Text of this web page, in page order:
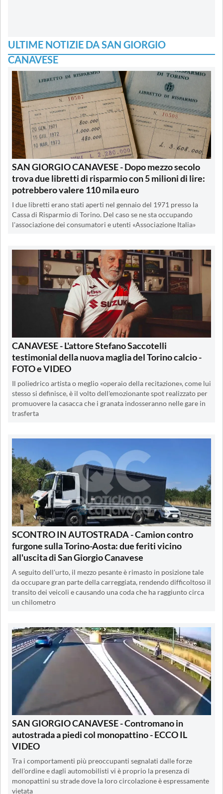
ULTIME NOTIZIE DA SAN GIORGIO
CANAVESE
SAN GIORGIO CANAVESE - Dopo mezzo secolo
trova due libretti di risparmio con 5 milioni di lire:
potrebbero valere 110 mila euro
I due libretti erano stati aperti nel gennaio del 1971 presso la
Cassa di Risparmio di Torino. Del caso se ne sta occupando
l'associazione dei consumatori e utenti «Associazione Italia»
CANAVESE - L'attore Stefano Saccotelli
testimonial della nuova maglia del Torino calcio -
FOTO e VIDEO
Il poliedrico artista o meglio «operaio della recitazione», come lui
stesso si definisce, è il volto dell'emozionante spot realizzato per
promuovere la casacca che i granata indosseranno nelle gare in
trasferta
SCONTRO IN AUTOSTRADA - Camion contro
furgone sulla Torino-Aosta: due feriti vicino
all'uscita di San Giorgio Canavese
A seguito dell'urto, il mezzo pesante è rimasto in posizione tale
da occupare gran parte della carreggiata, rendendo difficoltoso il
transito dei veicoli e causando una coda che ha raggiunto circa
un chilometro
SAN GIORGIO CANAVESE - Contromano in
autostrada a piedi col monopattino - ECCO IL
VIDEO
Tra i comportamenti più preoccupanti segnalati dalle forze
dell'ordine e dagli automobilisti vi è proprio la presenza di
monopattini su strade dove la loro circolazione è espressamente
vietata